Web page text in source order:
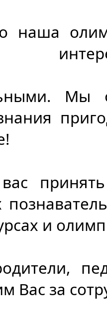
наша
Мы
и
Вас за